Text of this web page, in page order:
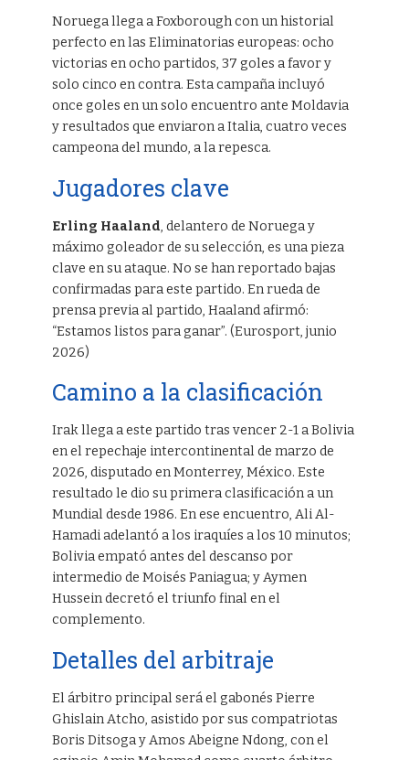
Noruega llega a Foxborough con un historial
perfecto en las Eliminatorias europeas: ocho
victorias en ocho partidos, 37 goles a favor y
solo cinco en contra. Esta campaña incluyó
once goles en un solo encuentro ante Moldavia
y resultados que enviaron a Italia, cuatro veces
campeona del mundo, a la repesca.
Jugadores clave
Erling Haaland, delantero de Noruega y
máximo goleador de su selección, es una pieza
clave en su ataque. No se han reportado bajas
confirmadas para este partido. En rueda de
prensa previa al partido, Haaland afirmó:
“Estamos listos para ganar”. (Eurosport, junio
2026)
Camino a la clasificación
Irak llega a este partido tras vencer 2-1 a Bolivia
en el repechaje intercontinental de marzo de
2026, disputado en Monterrey, México. Este
resultado le dio su primera clasificación a un
Mundial desde 1986. En ese encuentro, Ali Al-
Hamadi adelantó a los iraquíes a los 10 minutos;
Bolivia empató antes del descanso por
intermedio de Moisés Paniagua; y Aymen
Hussein decretó el triunfo final en el
complemento.
Detalles del arbitraje
El árbitro principal será el gabonés Pierre
Ghislain Atcho, asistido por sus compatriotas
Boris Ditsoga y Amos Abeigne Ndong, con el